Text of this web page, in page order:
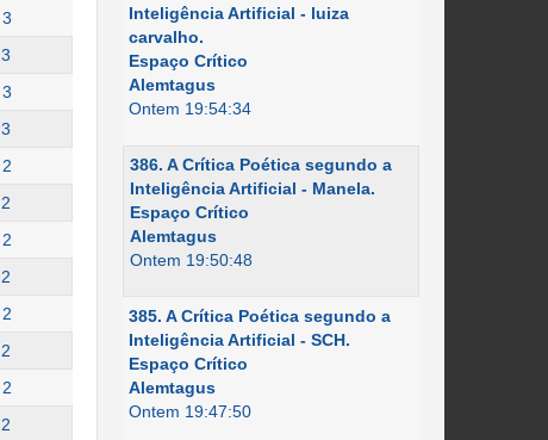
3
3
3
3
2
2
2
2
2
2
2
2
Inteligência Artificial - luiza
carvalho.
Espaço Crítico
Alemtagus
Ontem 19:54:34
386. A Crítica Poética segundo a
Inteligência Artificial - Manela.
Espaço Crítico
Alemtagus
Ontem 19:50:48
385. A Crítica Poética segundo a
Inteligência Artificial - SCH.
Espaço Crítico
Alemtagus
Ontem 19:47:50